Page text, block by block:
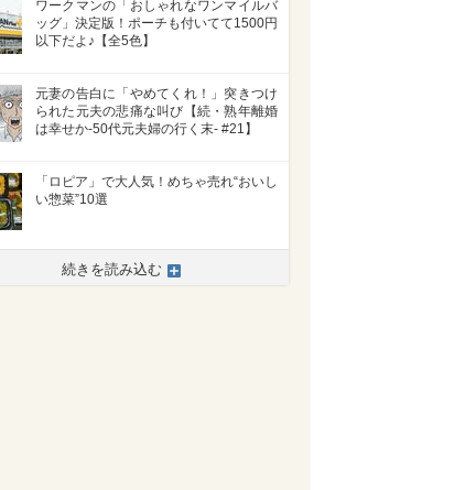
ワークマンの「おしゃれなワンマイルバ
ッグ」決定版！ポーチも付いてて1500円
以下だよ♪【全5色】
元妻の告白に「やめてくれ！」突きつけ
られた元夫の悲痛な叫び【続・熟年離婚
は幸せか-50代元夫婦の行く末- #21】
「ロピア」で大人気！めちゃ売れ“おいし
い惣菜”10選
続きを読み込む